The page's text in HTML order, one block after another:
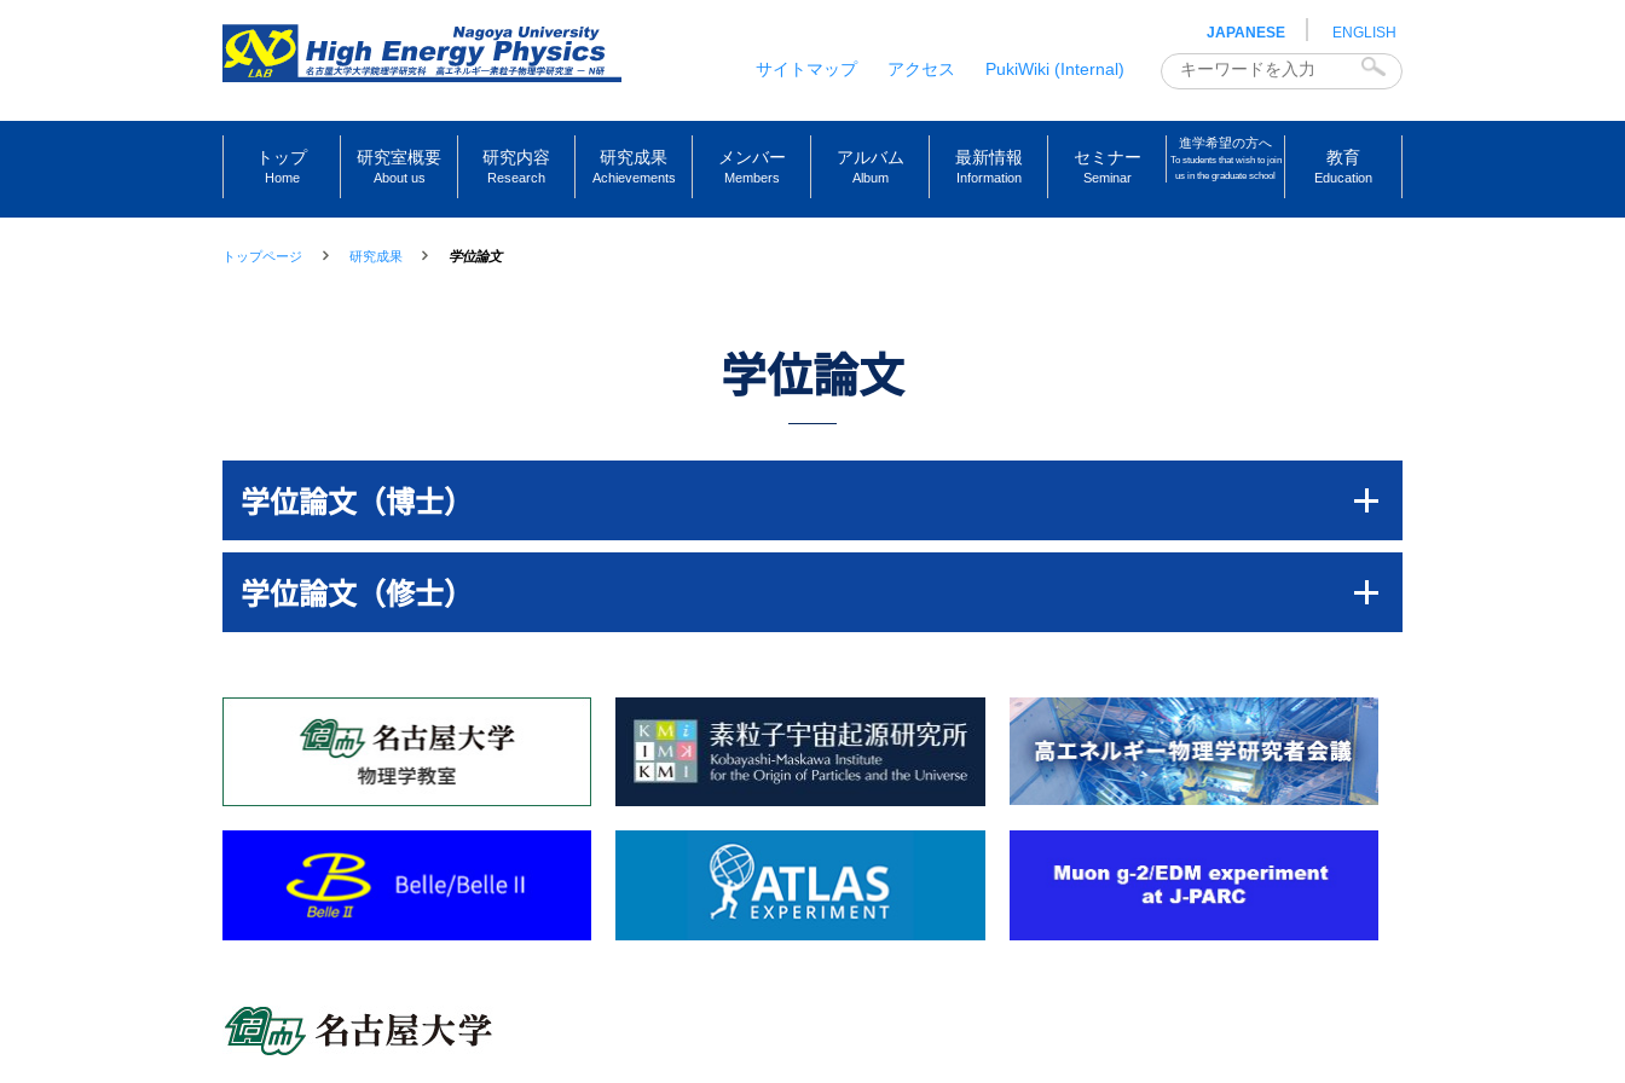
ENGLISH
JAPANESE
PukiWiki (Internal)
アクセス
サイトマップ
トップ
Home
研究室概要
About us
研究内容
Research
研究成果
Achievements
メンバー
Members
アルバム
Album
最新情報
Information
セミナー
Seminar
進学希望の方へ
To students that wish to join
us in the graduate school
教育
Education
トップページ 研究成果 学位論文
学位論文
学位論文（博士）
学位論文（修士）